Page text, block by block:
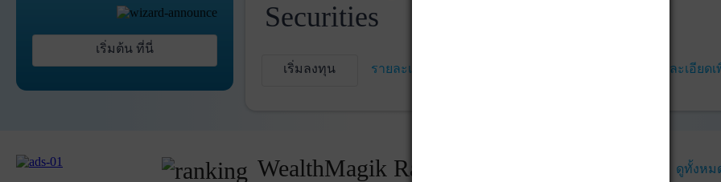
เริ่มต้น ที่นี่
Securities
เริ่มลงทุน รายละเอียดเพิ่มเติม รายละเอียด
WealthMagik Rankings ดูทั้งหม